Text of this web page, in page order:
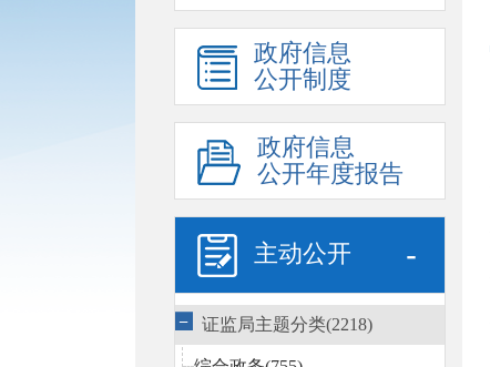
政府信息
公开制度
政府信息
公开年度报告
主动公开 -
证监局主题分类(2218)